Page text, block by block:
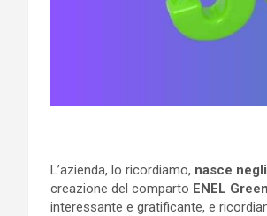
L’azienda, lo ricordiamo, nasce
creazione del comparto ENEL
interessante e gratificante, e